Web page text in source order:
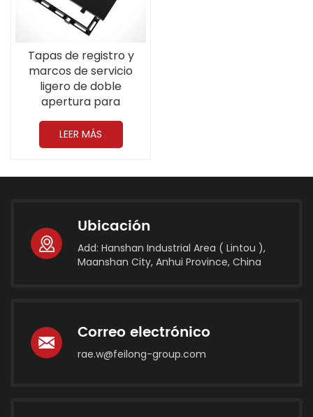
Tapas de registro y
marcos de servicio
ligero de doble
apertura para
telecomunicaciones de
900*900 mm (35,4 '')
A15 hechos de hierro
LEER MÁS
Ubicación
Add: Hanshan Industrial Area ( Lintou ),
Maanshan City, Anhui Province, China
Correo electrónico
rae.w@feilong-group.com